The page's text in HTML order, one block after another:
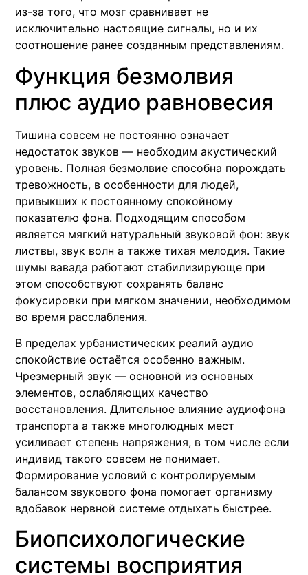
из-за того, что мозг сравнивает не
исключительно настоящие сигналы, но и их
соотношение ранее созданным представлениям.
Функция безмолвия
плюс аудио равновесия
Тишина совсем не постоянно означает
недостаток звуков — необходим акустический
уровень. Полная безмолвие способна порождать
тревожность, в особенности для людей,
привыкших к постоянному спокойному
показателю фона. Подходящим способом
является мягкий натуральный звуковой фон: звук
листвы, звук волн а также тихая мелодия. Такие
шумы вавада работают стабилизирующе при
этом способствуют сохранять баланс
фокусировки при мягком значении, необходимом
во время расслабления.
В пределах урбанистических реалий аудио
спокойствие остаётся особенно важным.
Чрезмерный звук — основной из основных
элементов, ослабляющих качество
восстановления. Длительное влияние аудиофона
транспорта а также многолюдных мест
усиливает степень напряжения, в том числе если
индивид такого совсем не понимает.
Формирование условий с контролируемым
балансом звукового фона помогает организму
вдобавок нервной системе отдыхать быстрее.
Биопсихологические
системы восприятия